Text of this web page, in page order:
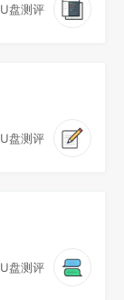
U盘测评
U盘测评
U盘测评